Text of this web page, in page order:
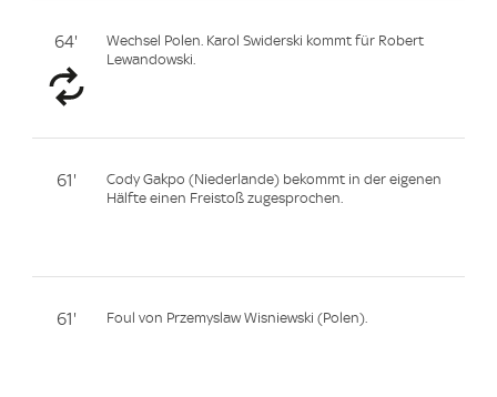
64'
Wechsel Polen. Karol Swiderski kommt für Robert
Lewandowski.
61'
Cody Gakpo (Niederlande) bekommt in der eigenen
Hälfte einen Freistoß zugesprochen.
61' Foul von Przemyslaw Wisniewski (Polen).